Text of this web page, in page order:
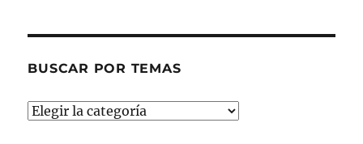
BUSCAR POR TEMAS
Buscar